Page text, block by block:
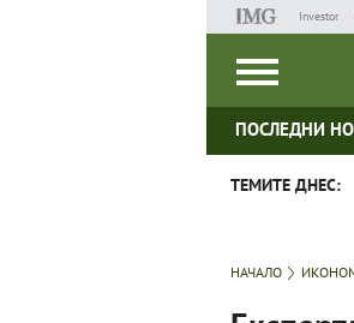
Investor
ПОСЛЕДНИ
ТЕМИТЕ ДНЕС:
НАЧАЛО